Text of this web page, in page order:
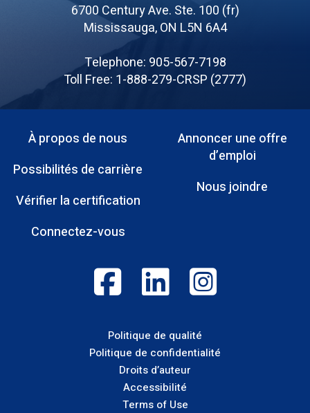
Canadian
Registered
Safety
Professionals
6700 Century Ave. Ste. 100 (fr)
Mississauga, ON L5N 6A4
Telephone: 905-567-7198
Toll Free: 1-888-279-CRSP (2777)
Menu
Pied
de
page
À propos de nous
Possibilités de carrière
Vérifier la certification
Connectez-vous
Annoncer une offre
d’emploi
Nous joindre
Politique de qualité
Politique de confidentialité
Droits d’auteur
Accessibilité
Terms of Use